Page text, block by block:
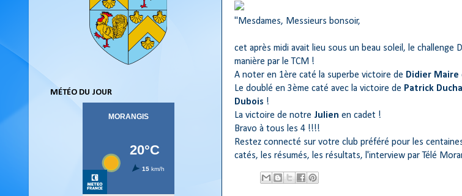
"Mesdames, Messieurs bonsoir,
cet après midi avait lieu sous un beau soleil, le challenge
manière par le TCM !
A noter en 1ère caté la superbe victoire de Didier Maire
Le doublé en 3ème caté avec la victoire de Patrick
Dubois !
La victoire de notre Julien en cadet !
Bravo à tous les 4 !!!!
Restez connecté sur votre club préféré pour les
catés, les résumés, les résultats, l'interview par Télé
MÉTÉO DU JOUR